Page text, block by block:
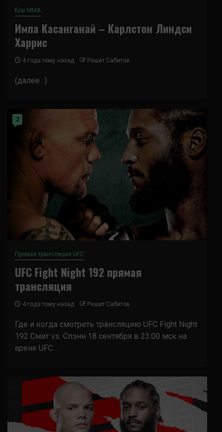
Бои ММА
Импа Касанганай – Карлстон Линдси
Харрис
4 года тому назад Решит Сабитов
(далее…)
2
Прямая трансляция UFC
UFC Fight Night 192 прямая
трансляция
4 года тому назад Решит Сабитов
Где и когда смотреть трансляцию UFC Fight Night
192 Смит vs. Спэнн 18 сентября в 23:00 мск на
арене UFC...